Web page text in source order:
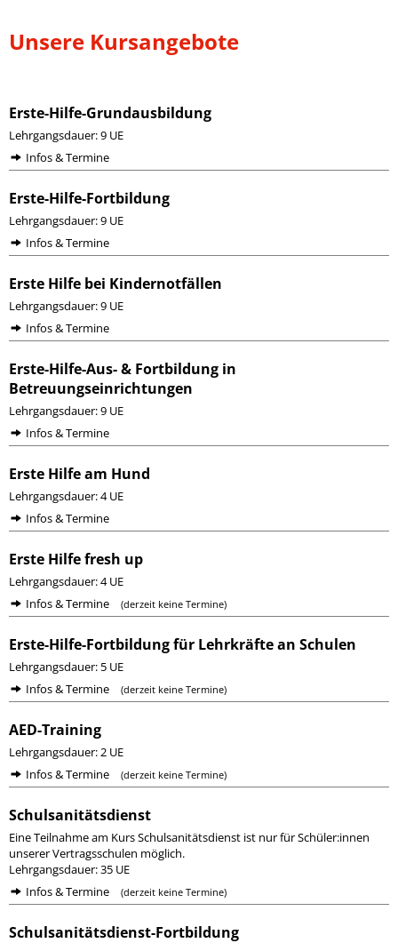
Unsere Kursangebote
Erste-Hilfe-Grundausbildung
Lehrgangsdauer: 9 UE
Infos & Termine
Erste-Hilfe-Fortbildung
Lehrgangsdauer: 9 UE
Infos & Termine
Erste Hilfe bei Kindernotfällen
Lehrgangsdauer: 9 UE
Infos & Termine
Erste-Hilfe-Aus- & Fortbildung in
Betreuungseinrichtungen
Lehrgangsdauer: 9 UE
Infos & Termine
Erste Hilfe am Hund
Lehrgangsdauer: 4 UE
Infos & Termine
Erste Hilfe fresh up
Lehrgangsdauer: 4 UE
Infos & Termine
(derzeit keine Termine)
Erste-Hilfe-Fortbildung für Lehrkräfte an Schulen
Lehrgangsdauer: 5 UE
Infos & Termine
(derzeit keine Termine)
AED-Training
Lehrgangsdauer: 2 UE
Infos & Termine
(derzeit keine Termine)
Schulsanitätsdienst
Eine Teilnahme am Kurs Schulsanitätsdienst ist nur für Schüler:innen
unserer Vertragsschulen möglich.
Lehrgangsdauer: 35 UE
Infos & Termine
(derzeit keine Termine)
Schulsanitätsdienst-Fortbildung